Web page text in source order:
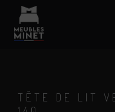
TÊTE DE LIT